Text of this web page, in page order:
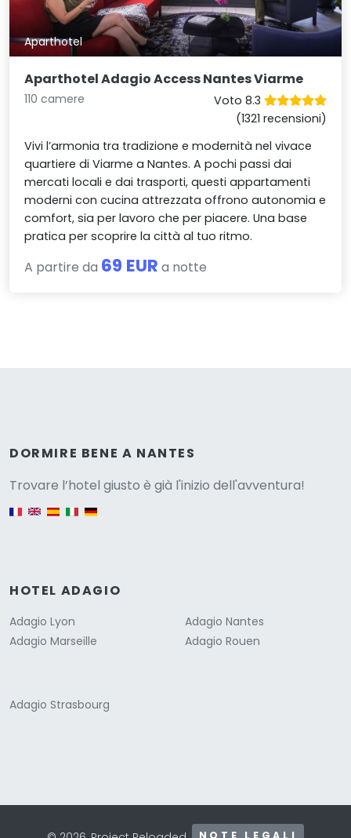
Aparthotel
Aparthotel Adagio Access Nantes Viarme
110 camere
Voto 8.3
(1321 recensioni)
Vivi l’armonia tra tradizione e modernità nel vivace
quartiere di Viarme a Nantes. A pochi passi dai
mercati locali e dai trasporti, questi appartamenti
moderni con cucina attrezzata offrono autonomia e
comfort, sia per lavoro che per piacere. Una base
pratica per scoprire la città al tuo ritmo.
A partire da 69 EUR a notte
DORMIRE BENE A NANTES
Trovare l’hotel giusto è già l'inizio dell'avventura!
HOTEL ADAGIO
Adagio Lyon
Adagio Marseille
Adagio Nantes
Adagio Rouen
Adagio Strasbourg
NOTE LEGALI